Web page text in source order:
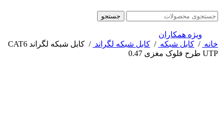
جستجو
ویژه همکاران
خانه / کابل شبکه / کابل شبکه لگراند /
کابل شبکه لگراند CAT6
UTP طرح فلوک مغزی 0.47